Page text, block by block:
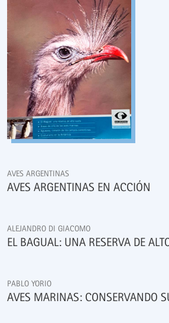
AVES ARGENTINAS
AVES ARGENTINAS EN ACCIÓN
ALEJANDRO DI GIACOMO
EL BAGUAL: UNA RESERVA DE
PABLO YORIO
AVES MARINAS: CONSERVANDO